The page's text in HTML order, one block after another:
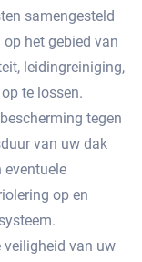
samengesteld
het gebied van
leidingreiniging,
te lossen.
tegen
van uw dak
eventuele
op en
veiligheid van uw